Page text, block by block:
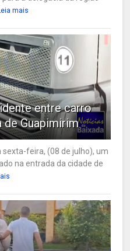
mais
entre carro
de Guapimirim
sexta-feira, (08 de julho), um
na entrada da cidade de